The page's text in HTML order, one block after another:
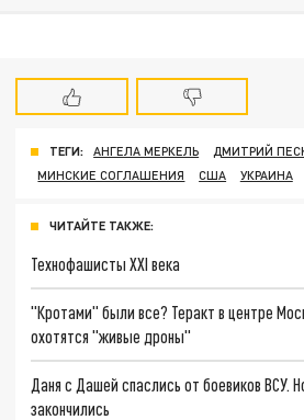
ТЕГИ: АНГЕЛА МЕРКЕЛЬ
ДМИТРИЙ
МИНСКИЕ СОГЛАШЕНИЯ
США УКРАИНА
ЧИТАЙТЕ ТАКЖЕ:
Технофашисты XXI века
"Кротами" были все? Теракт в центре
охотятся "живые дроны"
Даня с Дашей спаслись от боевиков ВСУ.
закончились